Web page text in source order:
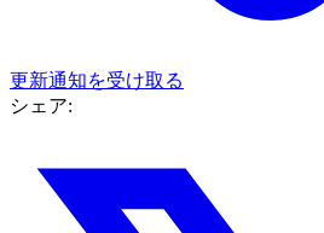
更新通知を受け取る
シェア: